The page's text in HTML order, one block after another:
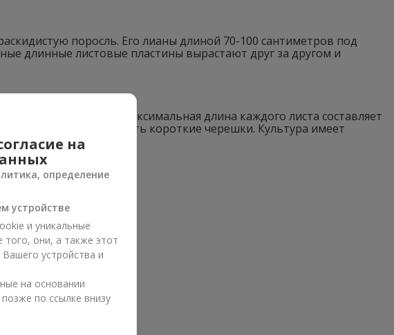
поросль. Его лианы длиной 70-100 сантиметров под
длинные листовые пластины вырастают друг за другом и
пластинками. Максимальная длина каждого листа составляет
до 40 сантиметров. Есть короткие черешки. Культура имеет
на
определение
устройстве
и уникальные
они, а также этот
устройства и
на основании
по ссылке внизу